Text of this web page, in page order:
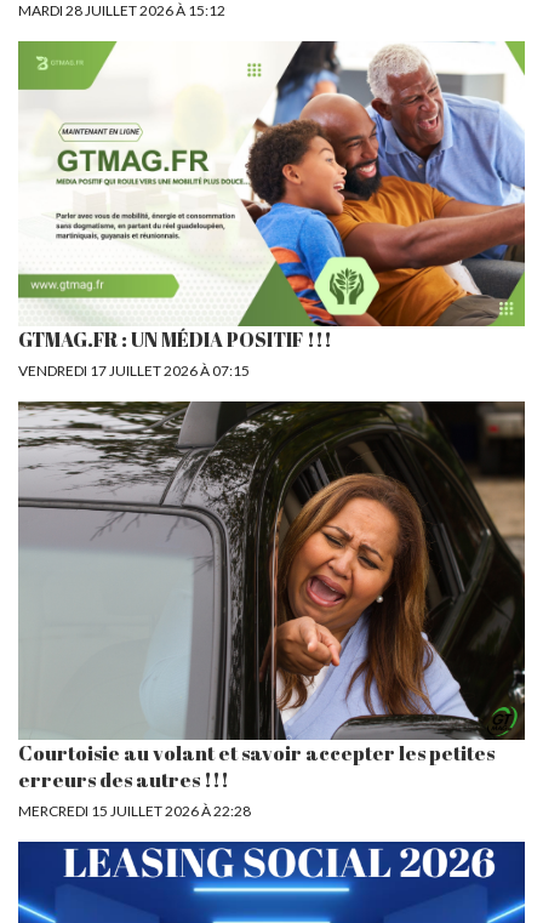
MARDI 28 JUILLET 2026 À 15:12
GTMAG.FR : UN MÉDIA POSITIF !!!
VENDREDI 17 JUILLET 2026 À 07:15
Courtoisie au volant et savoir accepter les petites
erreurs des autres !!!
MERCREDI 15 JUILLET 2026 À 22:28